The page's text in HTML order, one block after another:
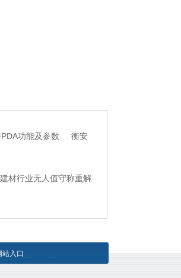
功能及参数
衡安
材行业无人值守称重解
站入口